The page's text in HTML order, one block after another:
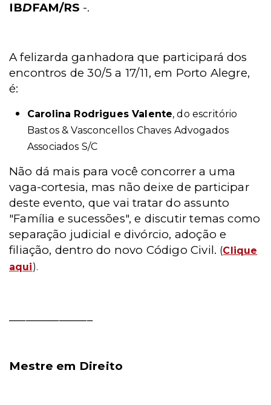
IBDFAM/RS -.
A felizarda ganhadora que participará dos
encontros de 30/5 a 17/11, em Porto Alegre,
é:
Carolina Rodrigues Valente, do escritório
Bastos & Vasconcellos Chaves Advogados
Associados S/C
Não dá mais para você concorrer a uma
vaga-cortesia, mas não deixe de participar
deste evento, que vai tratar do assunto
"Família e sucessões", e discutir temas como
separação judicial e divórcio, adoção e
filiação, dentro do novo Código Civil. (Clique
aqui).
Mestre em Direito